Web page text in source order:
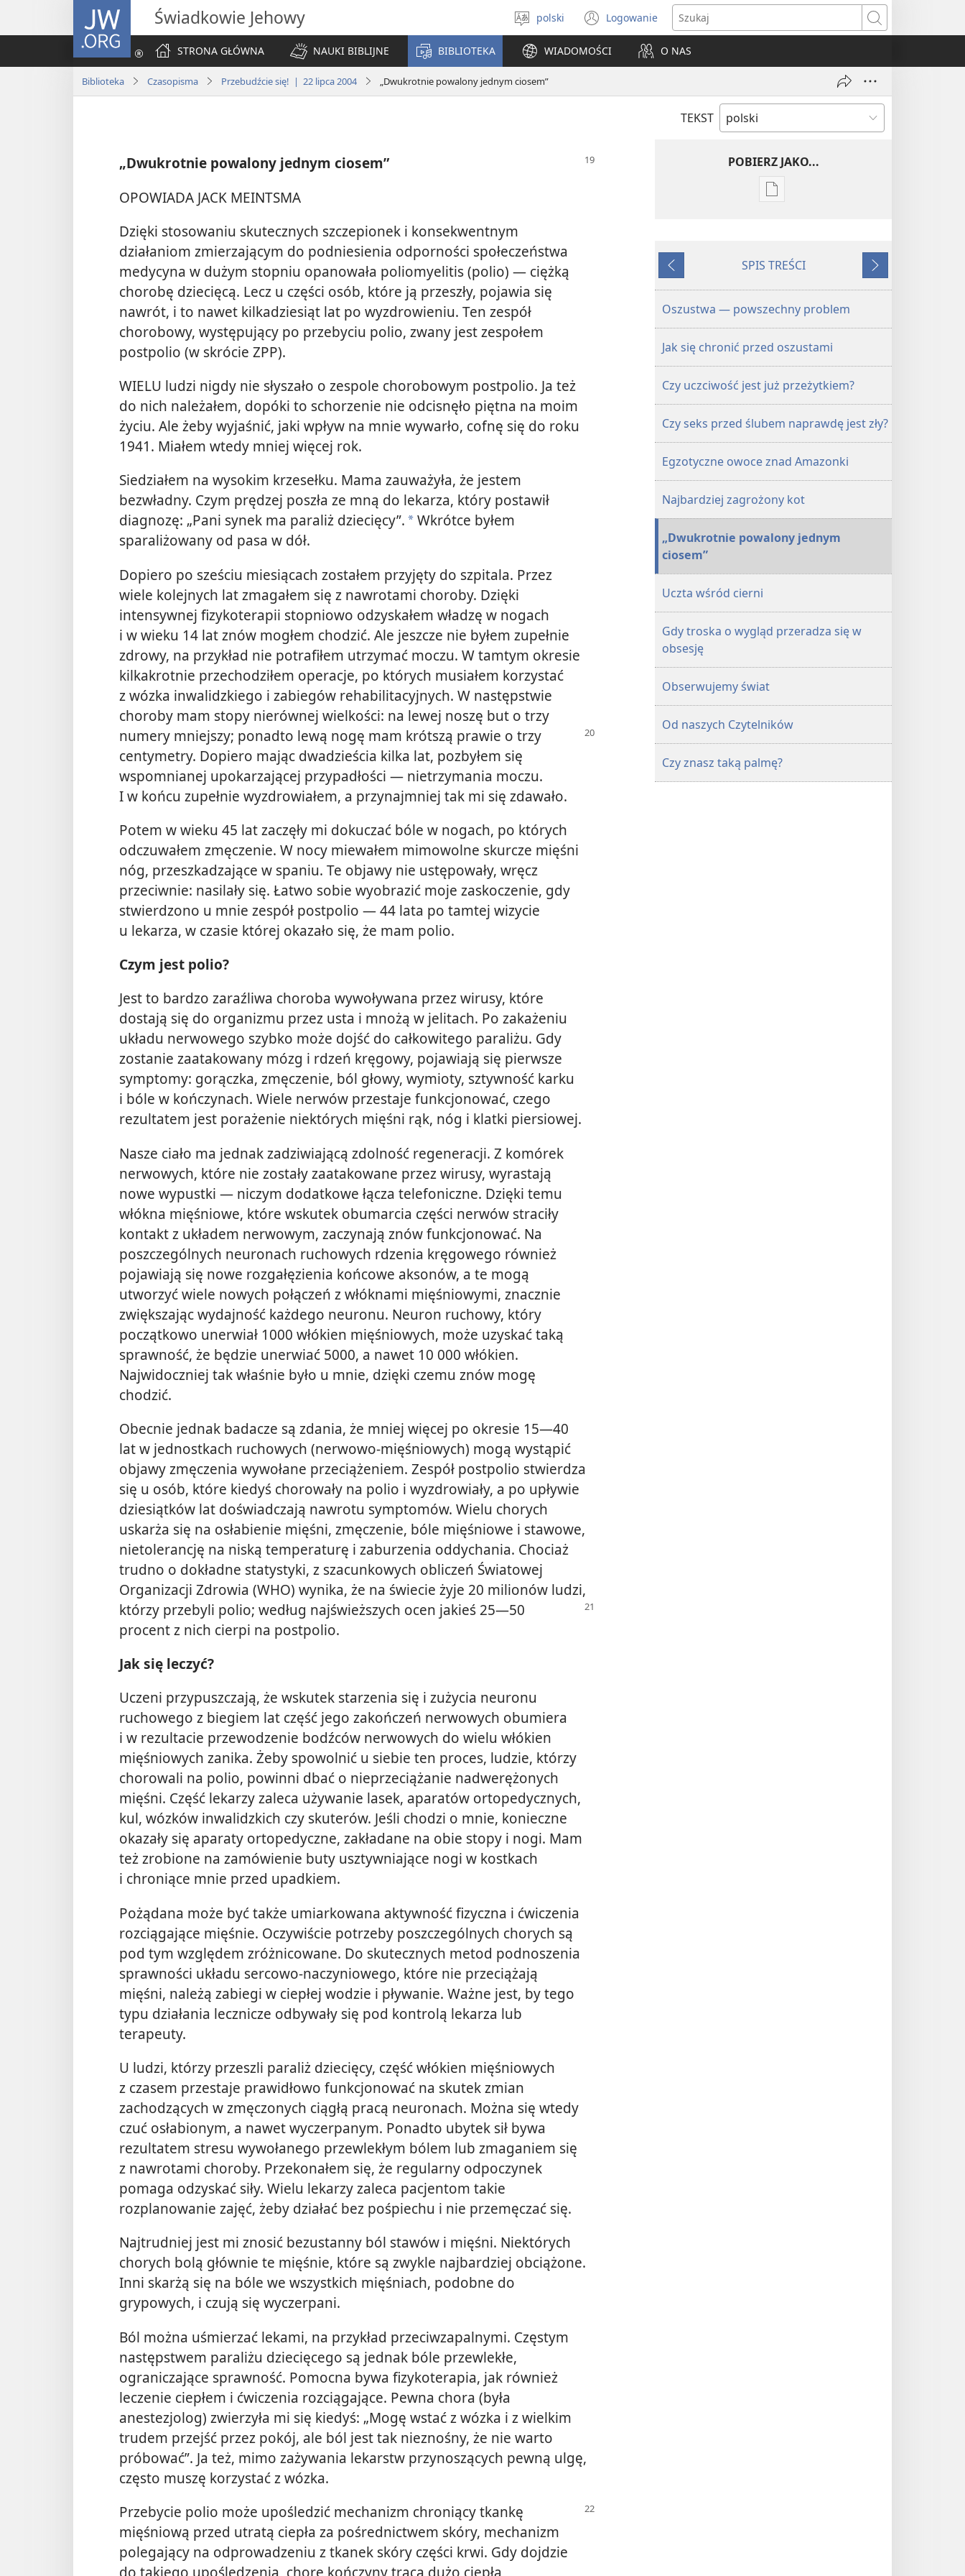
JW.ORG Świadkowie Jehowy
Wybór
języka
polski Logowanie
(opens
new
window)
Szukaj
STRONA GŁÓWNA
NAUKI BIBLIJNE BIBLIOTEKA WIADOMOŚCI O NAS
Biblioteka Czasopisma Przebudźcie się! | 22 lipca 2004 „Dwukrotnie powalony jednym ciosem”
TEKST
„Dwukrotnie powalony jednym ciosem”
OPOWIADA JACK MEINTSMA
Dzięki stosowaniu skutecznych szczepionek i konsekwentnym
działaniom zmierzającym do podniesienia odporności społeczeństwa
medycyna w dużym stopniu opanowała poliomyelitis (polio) — ciężką
chorobę dziecięcą. Lecz u części osób, które ją przeszły, pojawia się
nawrót, i to nawet kilkadziesiąt lat po wyzdrowieniu. Ten zespół
chorobowy, występujący po przebyciu polio, zwany jest zespołem
postpolio (w skrócie ZPP).
WIELU ludzi nigdy nie słyszało o zespole chorobowym postpolio. Ja też
do nich należałem, dopóki to schorzenie nie odcisnęło piętna na moim
życiu. Ale żeby wyjaśnić, jaki wpływ na mnie wywarło, cofnę się do roku
1941. Miałem wtedy mniej więcej rok.
Siedziałem na wysokim krzesełku. Mama zauważyła, że jestem
bezwładny. Czym prędzej poszła ze mną do lekarza, który postawił
diagnozę: „Pani synek ma paraliż dziecięcy”. * Wkrótce byłem
sparaliżowany od pasa w dół.
Dopiero po sześciu miesiącach zostałem przyjęty do szpitala. Przez
wiele kolejnych lat zmagałem się z nawrotami choroby. Dzięki
intensywnej fizykoterapii stopniowo odzyskałem władzę w nogach
i w wieku 14 lat znów mogłem chodzić. Ale jeszcze nie byłem zupełnie
zdrowy, na przykład nie potrafiłem utrzymać moczu. W tamtym okresie
kilkakrotnie przechodziłem operacje, po których musiałem korzystać
z wózka inwalidzkiego i zabiegów rehabilitacyjnych. W następstwie
choroby mam stopy nierównej wielkości: na lewej noszę but o trzy
numery mniejszy; ponadto lewą nogę mam krótszą prawie o trzy
centymetry. Dopiero mając dwadzieścia kilka lat, pozbyłem się
wspomnianej upokarzającej przypadłości — nietrzymania moczu.
I w końcu zupełnie wyzdrowiałem, a przynajmniej tak mi się zdawało.
Potem w wieku 45 lat zaczęły mi dokuczać bóle w nogach, po których
odczuwałem zmęczenie. W nocy miewałem mimowolne skurcze mięśni
nóg, przeszkadzające w spaniu. Te objawy nie ustępowały, wręcz
przeciwnie: nasilały się. Łatwo sobie wyobrazić moje zaskoczenie, gdy
stwierdzono u mnie zespół postpolio — 44 lata po tamtej wizycie
u lekarza, w czasie której okazało się, że mam polio.
Czym jest polio?
Jest to bardzo zaraźliwa choroba wywoływana przez wirusy, które
dostają się do organizmu przez usta i mnożą w jelitach. Po zakażeniu
układu nerwowego szybko może dojść do całkowitego paraliżu. Gdy
zostanie zaatakowany mózg i rdzeń kręgowy, pojawiają się pierwsze
symptomy: gorączka, zmęczenie, ból głowy, wymioty, sztywność karku
i bóle w kończynach. Wiele nerwów przestaje funkcjonować, czego
rezultatem jest porażenie niektórych mięśni rąk, nóg i klatki piersiowej.
Nasze ciało ma jednak zadziwiającą zdolność regeneracji. Z komórek
nerwowych, które nie zostały zaatakowane przez wirusy, wyrastają
nowe wypustki — niczym dodatkowe łącza telefoniczne. Dzięki temu
włókna mięśniowe, które wskutek obumarcia części nerwów straciły
kontakt z układem nerwowym, zaczynają znów funkcjonować. Na
poszczególnych neuronach ruchowych rdzenia kręgowego również
pojawiają się nowe rozgałęzienia końcowe aksonów, a te mogą
utworzyć wiele nowych połączeń z włóknami mięśniowymi, znacznie
zwiększając wydajność każdego neuronu. Neuron ruchowy, który
początkowo unerwiał 1000 włókien mięśniowych, może uzyskać taką
sprawność, że będzie unerwiać 5000, a nawet 10 000 włókien.
Najwidoczniej tak właśnie było u mnie, dzięki czemu znów mogę
chodzić.
Obecnie jednak badacze są zdania, że mniej więcej po okresie 15—40
lat w jednostkach ruchowych (nerwowo-mięśniowych) mogą wystąpić
objawy zmęczenia wywołane przeciążeniem. Zespół postpolio stwierdza
się u osób, które kiedyś chorowały na polio i wyzdrowiały, a po upływie
dziesiątków lat doświadczają nawrotu symptomów. Wielu chorych
uskarża się na osłabienie mięśni, zmęczenie, bóle mięśniowe i stawowe,
nietolerancję na niską temperaturę i zaburzenia oddychania. Chociaż
trudno o dokładne statystyki, z szacunkowych obliczeń Światowej
Organizacji Zdrowia (WHO) wynika, że na świecie żyje 20 milionów ludzi,
którzy przebyli polio; według najświeższych ocen jakieś 25—50
procent z nich cierpi na postpolio.
Jak się leczyć?
Uczeni przypuszczają, że wskutek starzenia się i zużycia neuronu
ruchowego z biegiem lat część jego zakończeń nerwowych obumiera
i w rezultacie przewodzenie bodźców nerwowych do wielu włókien
mięśniowych zanika. Żeby spowolnić u siebie ten proces, ludzie, którzy
chorowali na polio, powinni dbać o nieprzeciążanie nadwerężonych
mięśni. Część lekarzy zaleca używanie lasek, aparatów ortopedycznych,
kul, wózków inwalidzkich czy skuterów. Jeśli chodzi o mnie, konieczne
okazały się aparaty ortopedyczne, zakładane na obie stopy i nogi. Mam
też zrobione na zamówienie buty usztywniające nogi w kostkach
i chroniące mnie przed upadkiem.
Pożądana może być także umiarkowana aktywność fizyczna i ćwiczenia
rozciągające mięśnie. Oczywiście potrzeby poszczególnych chorych są
pod tym względem zróżnicowane. Do skutecznych metod podnoszenia
sprawności układu sercowo-naczyniowego, które nie przeciążają
mięśni, należą zabiegi w ciepłej wodzie i pływanie. Ważne jest, by tego
typu działania lecznicze odbywały się pod kontrolą lekarza lub
terapeuty.
U ludzi, którzy przeszli paraliż dziecięcy, część włókien mięśniowych
z czasem przestaje prawidłowo funkcjonować na skutek zmian
zachodzących w zmęczonych ciągłą pracą neuronach. Można się wtedy
czuć osłabionym, a nawet wyczerpanym. Ponadto ubytek sił bywa
rezultatem stresu wywołanego przewlekłym bólem lub zmaganiem się
z nawrotami choroby. Przekonałem się, że regularny odpoczynek
pomaga odzyskać siły. Wielu lekarzy zaleca pacjentom takie
rozplanowanie zajęć, żeby działać bez pośpiechu i nie przemęczać się.
Najtrudniej jest mi znosić bezustanny ból stawów i mięśni. Niektórych
chorych bolą głównie te mięśnie, które są zwykle najbardziej obciążone.
Inni skarżą się na bóle we wszystkich mięśniach, podobne do
grypowych, i czują się wyczerpani.
Ból można uśmierzać lekami, na przykład przeciwzapalnymi. Częstym
następstwem paraliżu dziecięcego są jednak bóle przewlekłe,
ograniczające sprawność. Pomocna bywa fizykoterapia, jak również
leczenie ciepłem i ćwiczenia rozciągające. Pewna chora (była
anestezjolog) zwierzyła mi się kiedyś: „Mogę wstać z wózka i z wielkim
trudem przejść przez pokój, ale ból jest tak nieznośny, że nie warto
próbować”. Ja też, mimo zażywania lekarstw przynoszących pewną ulgę,
często muszę korzystać z wózka.
Przebycie polio może upośledzić mechanizm chroniący tkankę
mięśniową przed utratą ciepła za pośrednictwem skóry, mechanizm
polegający na odprowadzeniu z tkanek skóry części krwi. Gdy dojdzie
do takiego upośledzenia, chore kończyny tracą dużo ciepła
POBIERZ JAKO...
Ustawienia
PRZEBUDŹCIE
22 lipca
2004
Wstecz
SPIS TREŚCI
Dalej
Oszustwa — powszechny problem
Jak się chronić przed oszustami
Czy uczciwość jest już przeżytkiem?
Czy seks przed ślubem naprawdę jest zły?
Egzotyczne owoce znad Amazonki
Najbardziej zagrożony kot
„Dwukrotnie powalony jednym
ciosem”
Uczta wśród cierni
Gdy troska o wygląd przeradza się w
obsesję
Obserwujemy świat
Od naszych Czytelników
Czy znasz taką palmę?